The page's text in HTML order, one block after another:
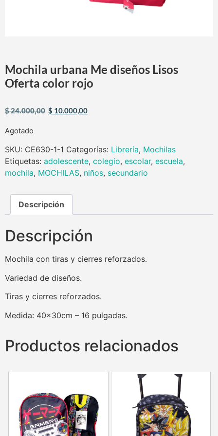
Mochila urbana Me diseños Lisos
Oferta color rojo
$24.000,00 $ 10.000,00
Agotado
SKU: CE630-1-1 Categorías: Librería, Mochilas
Etiquetas: adolescente, colegio, escolar, escuela,
mochila, MOCHILAS, niños, secundario
Descripción
Descripción
Mochila con tiras y cierres reforzados.
Variedad de diseños.
Tiras y cierres reforzados.
Medida: 40x30cm – 16 pulgadas.
Productos relacionados